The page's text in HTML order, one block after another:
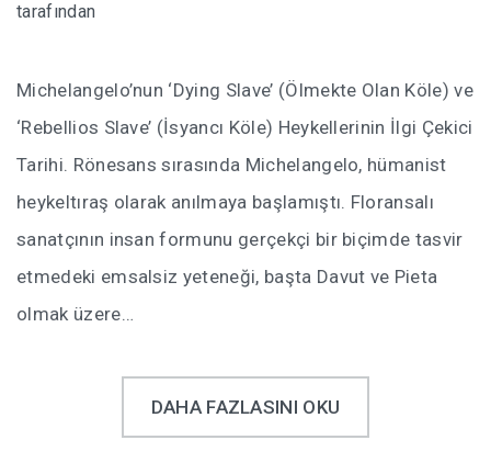
tarafından
Michelangelo’nun ‘Dying Slave’ (Ölmekte Olan Köle) ve
‘Rebellios Slave’ (İsyancı Köle) Heykellerinin İlgi Çekici
Tarihi. Rönesans sırasında Michelangelo, hümanist
heykeltıraş olarak anılmaya başlamıştı. Floransalı
sanatçının insan formunu gerçekçi bir biçimde tasvir
etmedeki emsalsiz yeteneği, başta Davut ve Pieta
olmak üzere…
DAHA FAZLASINI OKU